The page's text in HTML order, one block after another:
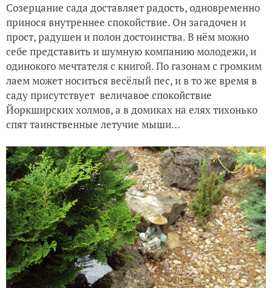
Созерцание сада доставляет радость, одновременно
принося внутреннее спокойствие. Он загадочен и
прост, радушен и полон достоинства. В нём можно
себе представить и шумную компанию молодежи, и
одинокого мечтателя с книгой. По газонам с громким
лаем может носиться весёлый пес, и в то же время в
саду присутствует величавое спокойствие
Йоркширских холмов, а в домиках на елях тихонько
спят таинственные летучие мыши…